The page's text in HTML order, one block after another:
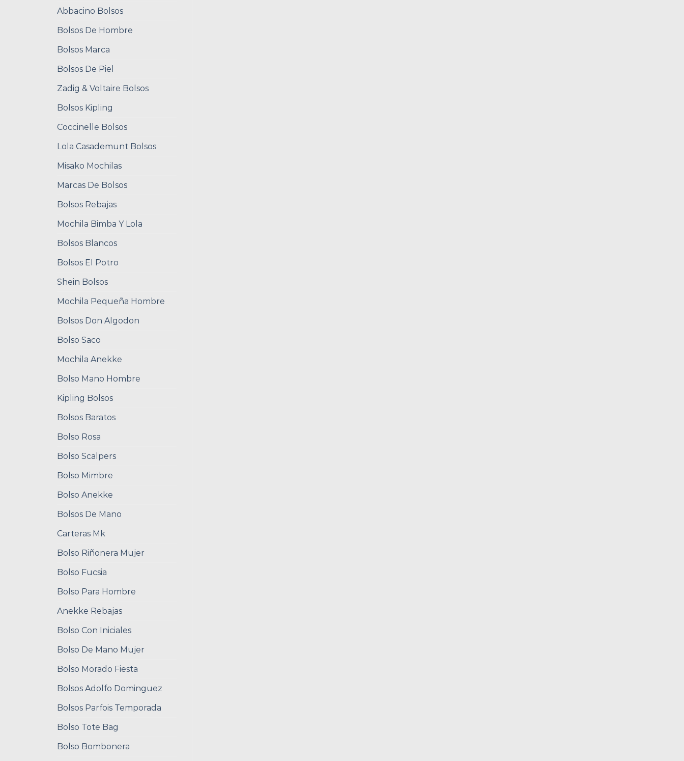
Abbacino Bolsos
Bolsos De Hombre
Bolsos Marca
Bolsos De Piel
Zadig & Voltaire Bolsos
Bolsos Kipling
Coccinelle Bolsos
Lola Casademunt Bolsos
Misako Mochilas
Marcas De Bolsos
Bolsos Rebajas
Mochila Bimba Y Lola
Bolsos Blancos
Bolsos El Potro
Shein Bolsos
Mochila Pequeña Hombre
Bolsos Don Algodon
Bolso Saco
Mochila Anekke
Bolso Mano Hombre
Kipling Bolsos
Bolsos Baratos
Bolso Rosa
Bolso Scalpers
Bolso Mimbre
Bolso Anekke
Bolsos De Mano
Carteras Mk
Bolso Riñonera Mujer
Bolso Fucsia
Bolso Para Hombre
Anekke Rebajas
Bolso Con Iniciales
Bolso De Mano Mujer
Bolso Morado Fiesta
Bolsos Adolfo Dominguez
Bolsos Parfois Temporada
Bolso Tote Bag
Bolso Bombonera